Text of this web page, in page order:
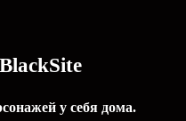
у себя дома.